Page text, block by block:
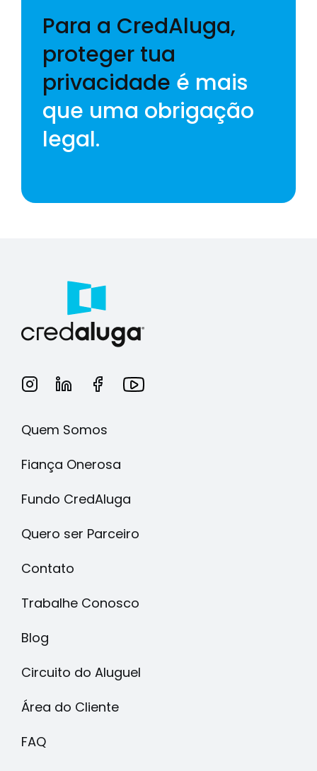
Para a CredAluga,
proteger tua
privacidade é mais
que uma obrigação
legal.
Quem Somos
Fiança Onerosa
Fundo CredAluga
Quero ser Parceiro
Contato
Trabalhe Conosco
Blog
Circuito do Aluguel
Área do Cliente
FAQ